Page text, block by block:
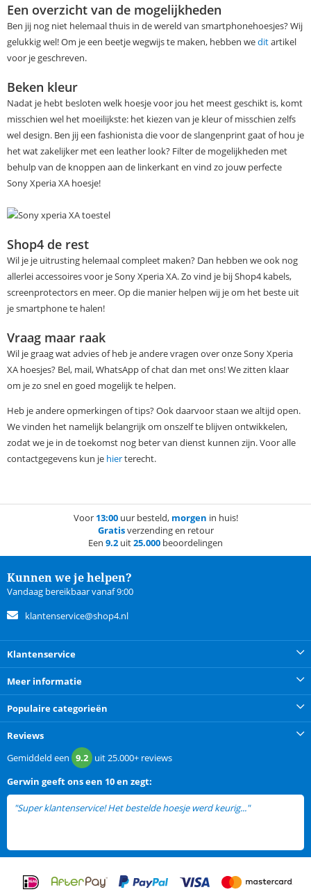
Een overzicht van de mogelijkheden
Ben jij nog niet helemaal thuis in de wereld van smartphonehoesjes? Wij
gelukkig wel! Om je een beetje wegwijs te maken, hebben weditartikel
voor je geschreven.
Beken kleur
Nadat je hebt besloten welk hoesje voor jou het meest geschikt is, komt
misschien wel het moeilijkste: het kiezen van je kleur of misschien zelfs
wel design. Ben jij een fashionista die voor de slangenprint gaat of hou je
het wat zakelijker met een leather look? Filter de mogelijkheden met
behulp van de knoppen aan de linkerkant en vind zo jouw perfecte
Sony Xperia XA hoesje!
Shop4 de rest
Wil je je uitrusting helemaal compleet maken? Dan hebben we ook nog
allerlei accessoires voor je Sony Xperia XA. Zo vind je bij Shop4 kabels,
screenprotectors en meer. Op die manier helpen wij je om het beste uit
je smartphone te halen!
Vraag maar raak
Wil je graag wat advies of heb je andere vragen over onze Sony Xperia
XA hoesjes? Bel, mail, WhatsApp of chat dan met ons! We zitten klaar
om je zo snel en goed mogelijk te helpen.
Heb je andere opmerkingen of tips? Ook daarvoor staan we altijd open.
We vinden het namelijk belangrijk om onszelf te blijven ontwikkelen,
zodat we je in de toekomst nog beter van dienst kunnen zijn. Voor alle
contactgegevens kun je hierterecht.
Voor 13:00uur besteld, morgen in huis!
Gratisverzending en retour
Een 9.2 uit25.000 beoordelingen
Kunnen we je helpen?
Vandaag bereikbaar vanaf 9:00
klantenservice@shop4.nl
Klantenservice
Meer informatie
Populaire categorieën
Reviews
Gemiddeld een 9.2 uit25.000+ reviews
Gerwin geeft ons een 10 en zegt:
"Super klantenservice! Het bestelde hoesje werd keurig..."